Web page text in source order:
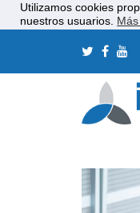
Utilizamos cookies
nuestros usuarios.